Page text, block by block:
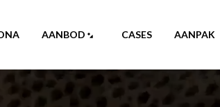
AANBOD CASES AANPAK